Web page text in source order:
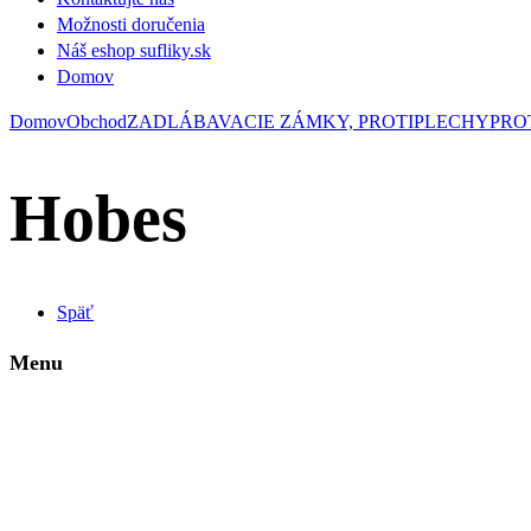
Možnosti doručenia
Náš eshop sufliky.sk
Domov
DomovObchodZADLÁBAVACIE ZÁMKY, PROTIPLECHY
Hobes
Späť
Menu